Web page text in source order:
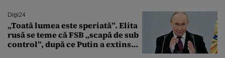
Digi24
„Toată lumea este speriată”. Elita
rusă se teme că FSB „scapă de sub
control”, după ce Putin a extins